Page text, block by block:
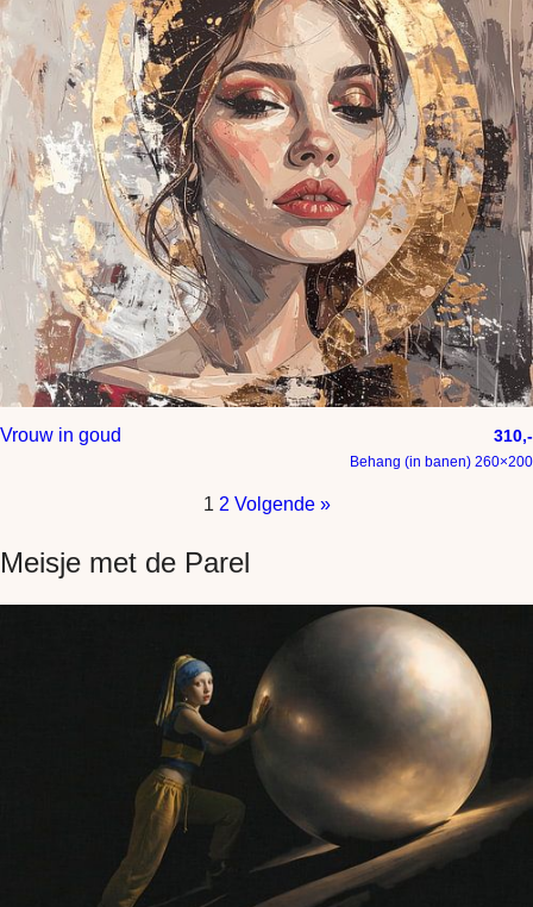
Vrouw in goud 310,-
Behang (in banen) 260×200
1 2 Volgende »
Meisje met de Parel